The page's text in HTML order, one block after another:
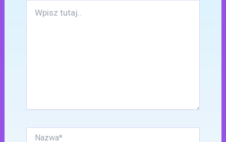
tutaj..